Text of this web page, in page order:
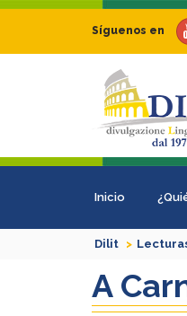
Síguenos en
Inicio
Dilit
A